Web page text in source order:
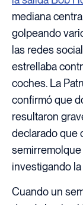
mediana
golpeando
las redes
estrellaba
coches. La
confirmó que
resultaron
declarado que
investigando
Cuando un